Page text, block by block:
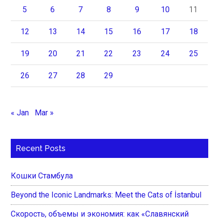
5 6 7 8 9 10 11
12 13 14 15 16 17 18
19 20 21 22 23 24 25
26 27 28 29
« Jan Mar »
Recent Posts
Кошки Стамбула
Beyond the Iconic Landmarks: Meet the Cats of İstanbul
Скорость, объемы и экономия: как «Славянский